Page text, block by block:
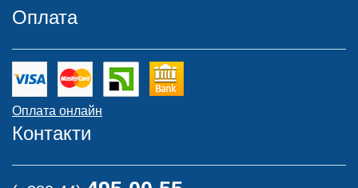
Оплата
Оплата онлайн
Контакти